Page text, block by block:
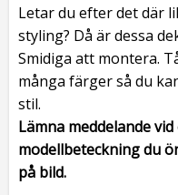
Letar du efter det där
styling? Då är dessa
Smidiga att montera.
många färger så du
stil.
Lämna meddelande
modellbeteckning du
på bild.